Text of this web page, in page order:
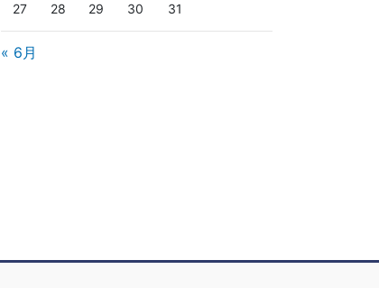
27 28 29 30 31
« 6月